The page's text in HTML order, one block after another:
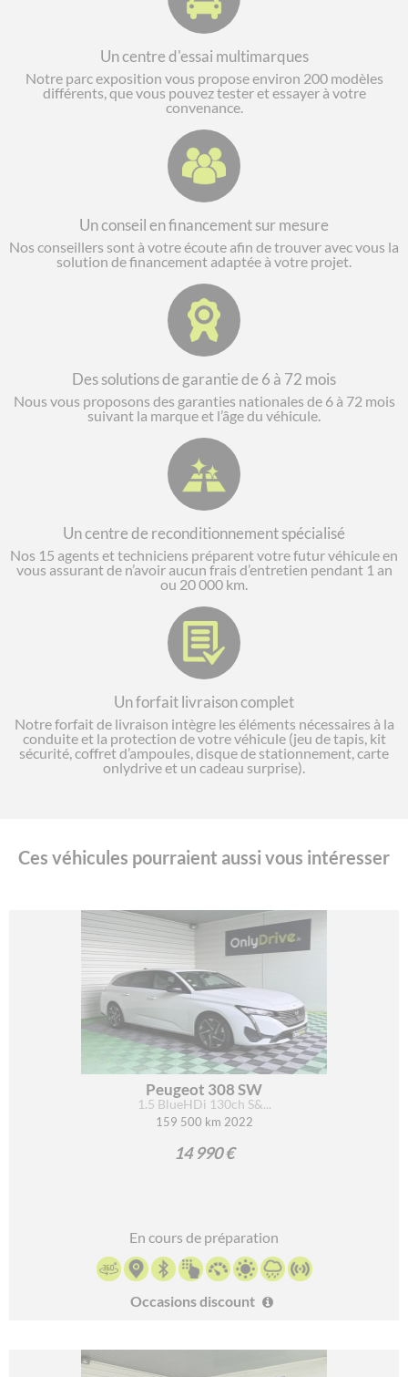
Un centre d'essai multimarques
Notre parc exposition vous propose environ 200 modèles
différents, que vous pouvez tester et essayer à votre
convenance.
Un conseil en financement sur mesure
Nos conseillers sont à votre écoute afin de trouver avec vous la
solution de financement adaptée à votre projet.
Des solutions de garantie de 6 à 72 mois
Nous vous proposons des garanties nationales de 6 à 72 mois
suivant la marque et l’âge du véhicule.
Un centre de reconditionnement spécialisé
Nos 15 agents et techniciens préparent votre futur véhicule en
vous assurant de n’avoir aucun frais d’entretien pendant 1 an
ou 20 000 km.
Un forfait livraison complet
Notre forfait de livraison intègre les éléments nécessaires à la
conduite et la protection de votre véhicule (jeu de tapis, kit
sécurité, coffret d’ampoules, disque de stationnement, carte
onlydrive et un cadeau surprise).
Ces véhicules pourraient aussi vous intéresser
Peugeot 308 SW
1.5 BlueHDi 130ch S&...
159 500 km 2022
14 990 €
En cours de préparation
Occasions discount